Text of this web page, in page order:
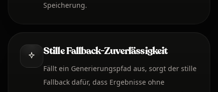
Speicherung.
Stille Fallback-Zuverlässigkeit
Fällt ein Generierungspfad aus, sorgt der stille
Fallback dafür, dass Ergebnisse ohne